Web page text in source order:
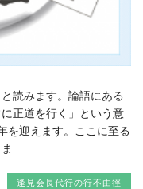
読みます。論語にある
正道を行く」という意
を迎えます。ここに至る
逢見会長代行の行不由徑